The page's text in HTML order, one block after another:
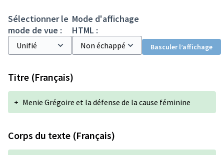
Sélectionner le
mode de vue :
Mode d'affichage
HTML :
Basculer l’affichage
Titre (Français)
+ Menie Grégoire et la défense de la cause féminine
Corps du texte (Français)